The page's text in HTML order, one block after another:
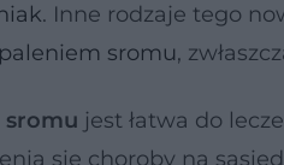
. Inne rodzaje tego
sromu,
sromu jest łatwa do
się choroby na